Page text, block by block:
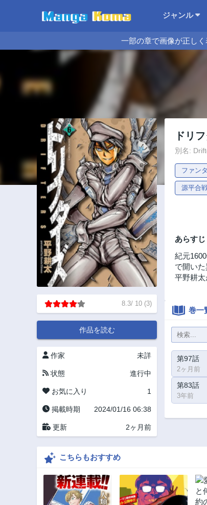
ジャンル
一部の章で画像が正し
8.3/ 10 (3)
作品を読む
作家 未詳
状態 進行中
お気に入り 1
掲載時期 2024/01/16 06:38
更新 2ヶ月前
ドリ
別名:
ファン
源平合
あらすじ
紀元
で開い
平野耕
巻一
第97話
2ヶ月前
第83話
3年前
こちらもおすすめ